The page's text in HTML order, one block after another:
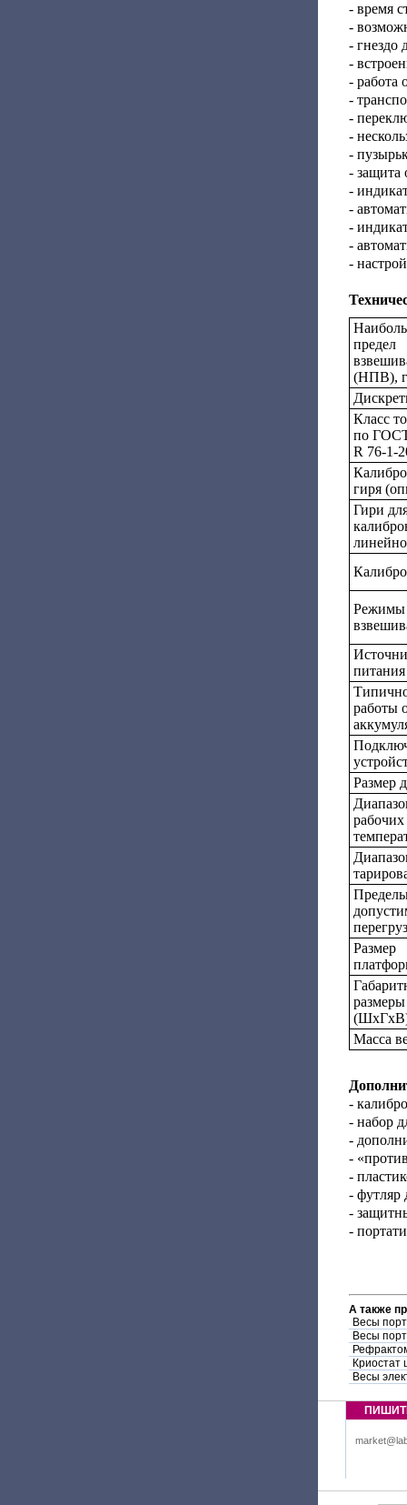
- время
-
- гнездо
-
- работа
-
-
-
-
- защита
-
-
-
-
-
предел
(НПВ), г
Класс
по
R 76-1-
гиря
Гири
Режимы
питания
работы
Размер
рабочих
Размер
размеры
Масса
-
- набор
-
-
-
- футляр
-
-
А также
Весы
Весы
Криостат
Весы